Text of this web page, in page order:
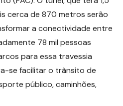
cerca de 870 metros serão
a conectividade entre
78 mil pessoas
para essa travessia
se facilitar o trânsito de
público, caminhões,